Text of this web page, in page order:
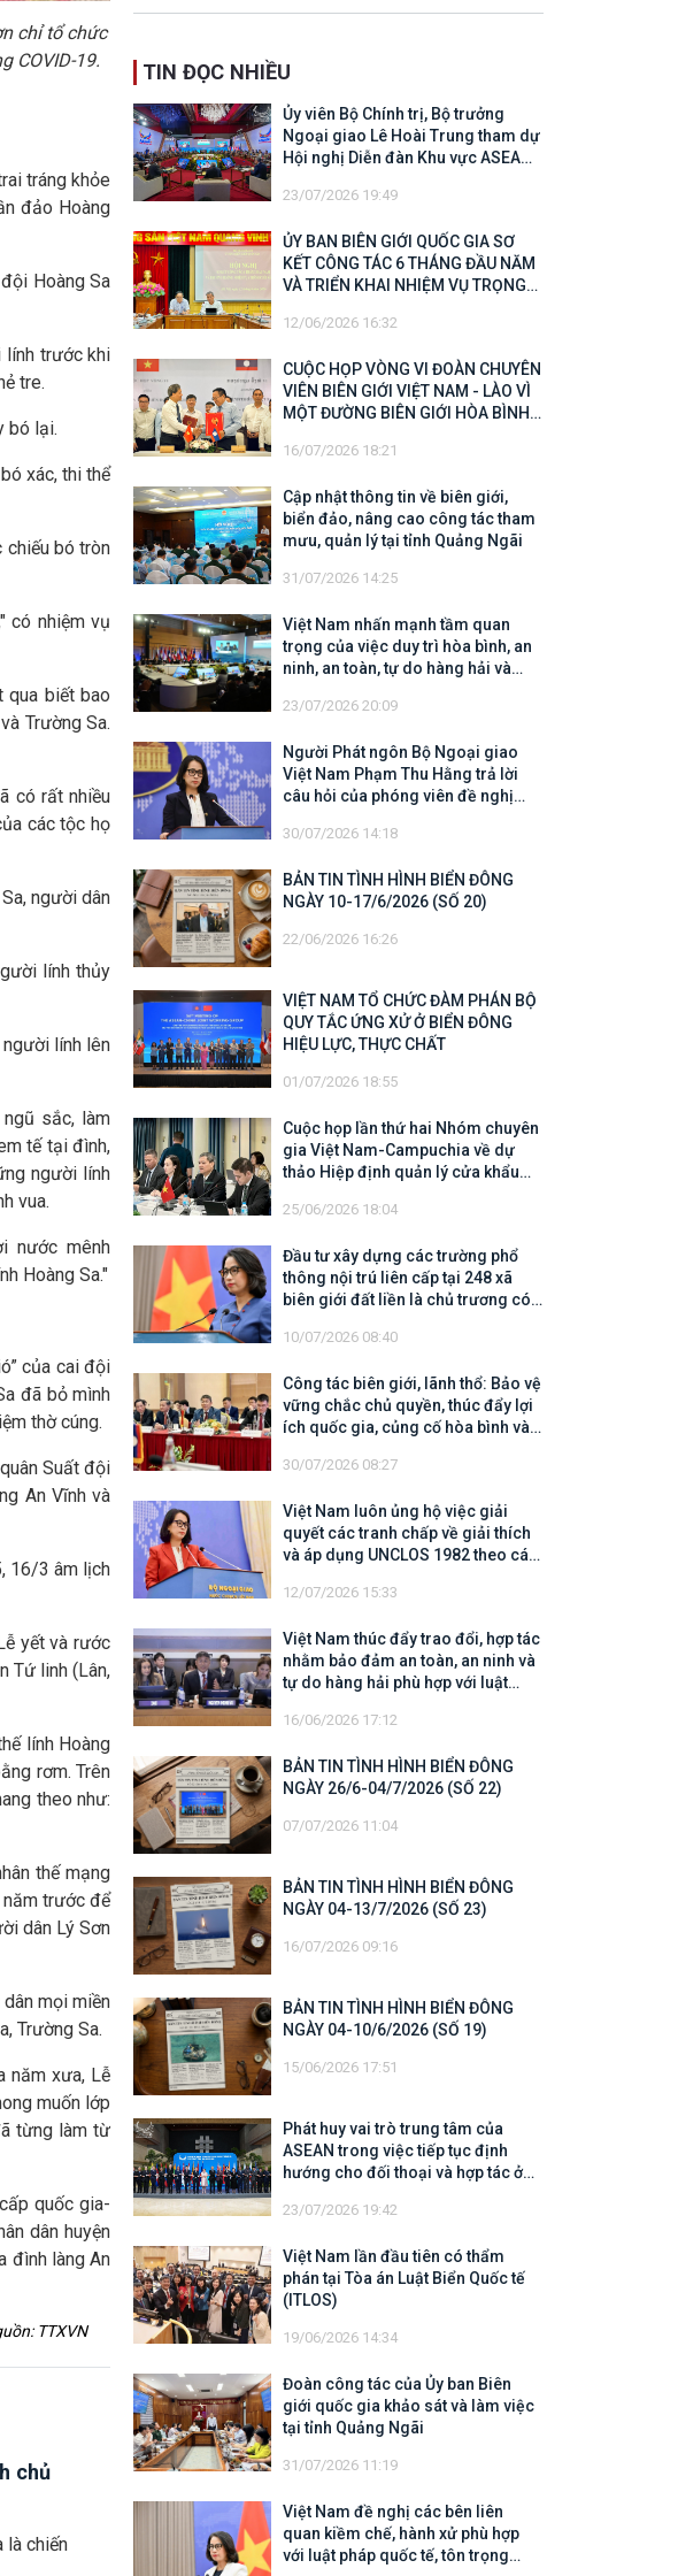
chỉ tổ chức
COVID-19.
tráng khỏe
đảo Hoàng
Hoàng Sa
lính trước khi
tre.
bó lại.
xác, thi thể
chiếu bó tròn
có nhiệm vụ
qua biết bao
Trường Sa.
có rất nhiều
các tộc họ
người dân
lính thủy
lính lên
sắc, làm
tế tại đình,
người lính
vua.
nước mênh
Hoàng Sa."
của cai đội
đã bỏ mình
thờ cúng.
Suất đội
An Vĩnh và
16/3 âm lịch
yết và rước
Tứ linh (Lân,
lính Hoàng
rơm. Trên
theo như:
thế mạng
trước để
dân Lý Sơn
mọi miền
Trường Sa.
năm xưa, Lễ
muốn lớp
từng làm từ
quốc gia-
dân huyện
đình làng An
TTXVN
chủ
là chiến
TIN ĐỌC NHIỀU
Ủy viên Bộ Chính trị, Bộ trưởng
Ngoại giao Lê Hoài Trung tham dự
Hội nghị Diễn đàn Khu vực ASEAN
23/07/2026 19:49
ỦY BAN BIÊN GIỚI QUỐC GIA SƠ
KẾT CÔNG TÁC 6 THÁNG ĐẦU NĂM
VÀ TRIỂN KHAI NHIỆM VỤ TRỌNG
12/06/2026 16:32
CUỘC HỌP VÒNG VI ĐOÀN CHUYÊN
VIÊN BIÊN GIỚI VIỆT NAM - LÀO VÌ
MỘT ĐƯỜNG BIÊN GIỚI HÒA BÌNH,
16/07/2026 18:21
Cập nhật thông tin về biên giới,
biển đảo, nâng cao công tác tham
mưu, quản lý tại tỉnh Quảng Ngãi
31/07/2026 14:25
Việt Nam nhấn mạnh tầm quan
trọng của việc duy trì hòa bình, an
ninh, an toàn, tự do hàng hải và
23/07/2026 20:09
Người Phát ngôn Bộ Ngoại giao
Việt Nam Phạm Thu Hằng trả lời
câu hỏi của phóng viên đề nghị
kiếm, cứu hộ các thuyền viên Việt
30/07/2026 14:18
BẢN TIN TÌNH HÌNH BIỂN ĐÔNG
NGÀY 10-17/6/2026 (SỐ 20)
22/06/2026 16:26
VIỆT NAM TỔ CHỨC ĐÀM PHÁN BỘ
QUY TẮC ỨNG XỬ Ở BIỂN ĐÔNG
HIỆU LỰC, THỰC CHẤT
01/07/2026 18:55
Cuộc họp lần thứ hai Nhóm chuyên
gia Việt Nam-Campuchia về dự
thảo Hiệp định quản lý cửa khẩu
25/06/2026 18:04
Đầu tư xây dựng các trường phổ
thông nội trú liên cấp tại 248 xã
biên giới đất liền là chủ trương có
văn sâu sắc
10/07/2026 08:40
Công tác biên giới, lãnh thổ: Bảo vệ
vững chắc chủ quyền, thúc đẩy lợi
ích quốc gia, củng cố hòa bình và
triển
30/07/2026 08:27
Việt Nam luôn ủng hộ việc giải
quyết các tranh chấp về giải thích
và áp dụng UNCLOS 1982 theo các
12/07/2026 15:33
Việt Nam thúc đẩy trao đổi, hợp tác
nhằm bảo đảm an toàn, an ninh và
tự do hàng hải phù hợp với luật
16/06/2026 17:12
BẢN TIN TÌNH HÌNH BIỂN ĐÔNG
NGÀY 26/6-04/7/2026 (SỐ 22)
07/07/2026 11:04
BẢN TIN TÌNH HÌNH BIỂN ĐÔNG
NGÀY 04-13/7/2026 (SỐ 23)
16/07/2026 09:16
BẢN TIN TÌNH HÌNH BIỂN ĐÔNG
NGÀY 04-10/6/2026 (SỐ 19)
15/06/2026 17:51
Phát huy vai trò trung tâm của
ASEAN trong việc tiếp tục định
hướng cho đối thoại và hợp tác ở
23/07/2026 19:42
Việt Nam lần đầu tiên có thẩm
phán tại Tòa án Luật Biển Quốc tế
(ITLOS)
19/06/2026 14:34
Đoàn công tác của Ủy ban Biên
giới quốc gia khảo sát và làm việc
tại tỉnh Quảng Ngãi
31/07/2026 11:19
Việt Nam đề nghị các bên liên
quan kiềm chế, hành xử phù hợp
với luật pháp quốc tế, tôn trọng